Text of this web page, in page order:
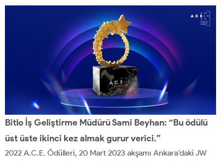
Bitlo İş Geliştirme Müdürü Sami Beyhan: “Bu ödülü
üst üste ikinci kez almak gurur verici.”
2022 A.C.E. Ödülleri, 20 Mart 2023 akşamı Ankara’daki JW